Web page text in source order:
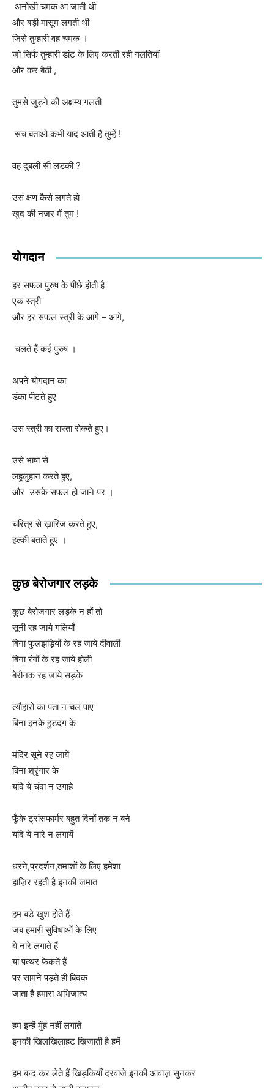
अनोखी चमक आ जाती थी
और बड़ी मासूम लगती थी
जिसे तुम्हारी वह चमक ।
जो सिर्फ तुम्हारी डांट के लिए करती रही गलतियाँ
और कर बैठी ,
तुमसे जुड़ने की अक्षम्य गलती
सच बताओ कभी याद आती है तुम्हें !
वह दुबली सी लड़की ?
उस क्षण कैसे लगते हो
खुद की नजर में तुम !
योगदान
हर सफल पुरुष के पीछे होती है
एक स्त्री
और हर सफल स्त्री के आगे – आगे,
चलते हैं कई पुरुष ।
अपने योगदान का
डंका पीटते हुए
उस स्त्री का रास्ता रोकते हुए।
उसे भाषा से
लहूलुहान करते हुए,
और उसके सफल हो जाने पर ।
चरित्र से ख़ारिज करते हुए,
हल्की बताते हुए ।
कुछ बेरोजगार लड़के
कुछ बेरोजगार लड़के न हों तो
सूनी रह जाये गलियाँ
बिना फुलझड़ियों के रह जाये दीवाली
बिना रंगों के रह जाये होली
बेरौनक रह जाये सड़के
त्यौहारों का पता न चल पाए
बिना इनके हुडदंग के
मंदिर सूने रह जायें
बिना श्रृंगार के
यदि ये चंदा न उगाहे
फूँके ट्रांसफार्मर बहुत दिनों तक न बने
यदि ये नारे न लगायें
धरने,प्रदर्शन,तमाशों के लिए हमेशा
हाज़िर रहती है इनकी जमात
हम बड़े खुश होते हैं
जब हमारी सुविधाओं के लिए
ये नारे लगाते हैं
या पत्थर फेकते हैं
पर सामने पड़ते ही बिदक
जाता है हमारा अभिजात्य
हम इन्हें मुँह नहीं लगाते
इनकी खिलखिलाहट खिजाती है हमें
हम बन्द कर लेते हैं खिड़कियाँ दरवाजे इनकी आवाज़ सुनकर